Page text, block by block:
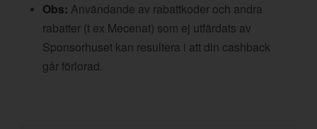
Obs: Användande av rabattkoder och andra
rabatter (t ex Mecenat) som ej utfärdats av
Sponsorhuset kan resultera i att din cashback
går förlorad.